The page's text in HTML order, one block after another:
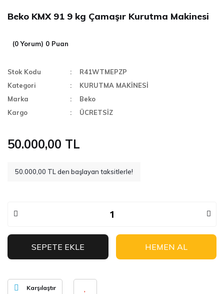
Beko KMX 91 9 kg Çamaşır Kurutma Makinesi
(0 Yorum) 0 Puan
Stok Kodu
R41WTMEPZP
Kategori
KURUTMA MAKİNESİ
Marka
Beko
Kargo
ÜCRETSİZ
50.000,00 TL
50.000,00 TL den başlayan taksitlerle!
SEPETE EKLE HEMEN AL
Karşılaştır